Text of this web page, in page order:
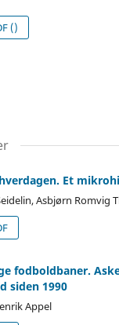
()
Et
Asbjørn Romvig
fodboldbaner.
siden 1990
Appel